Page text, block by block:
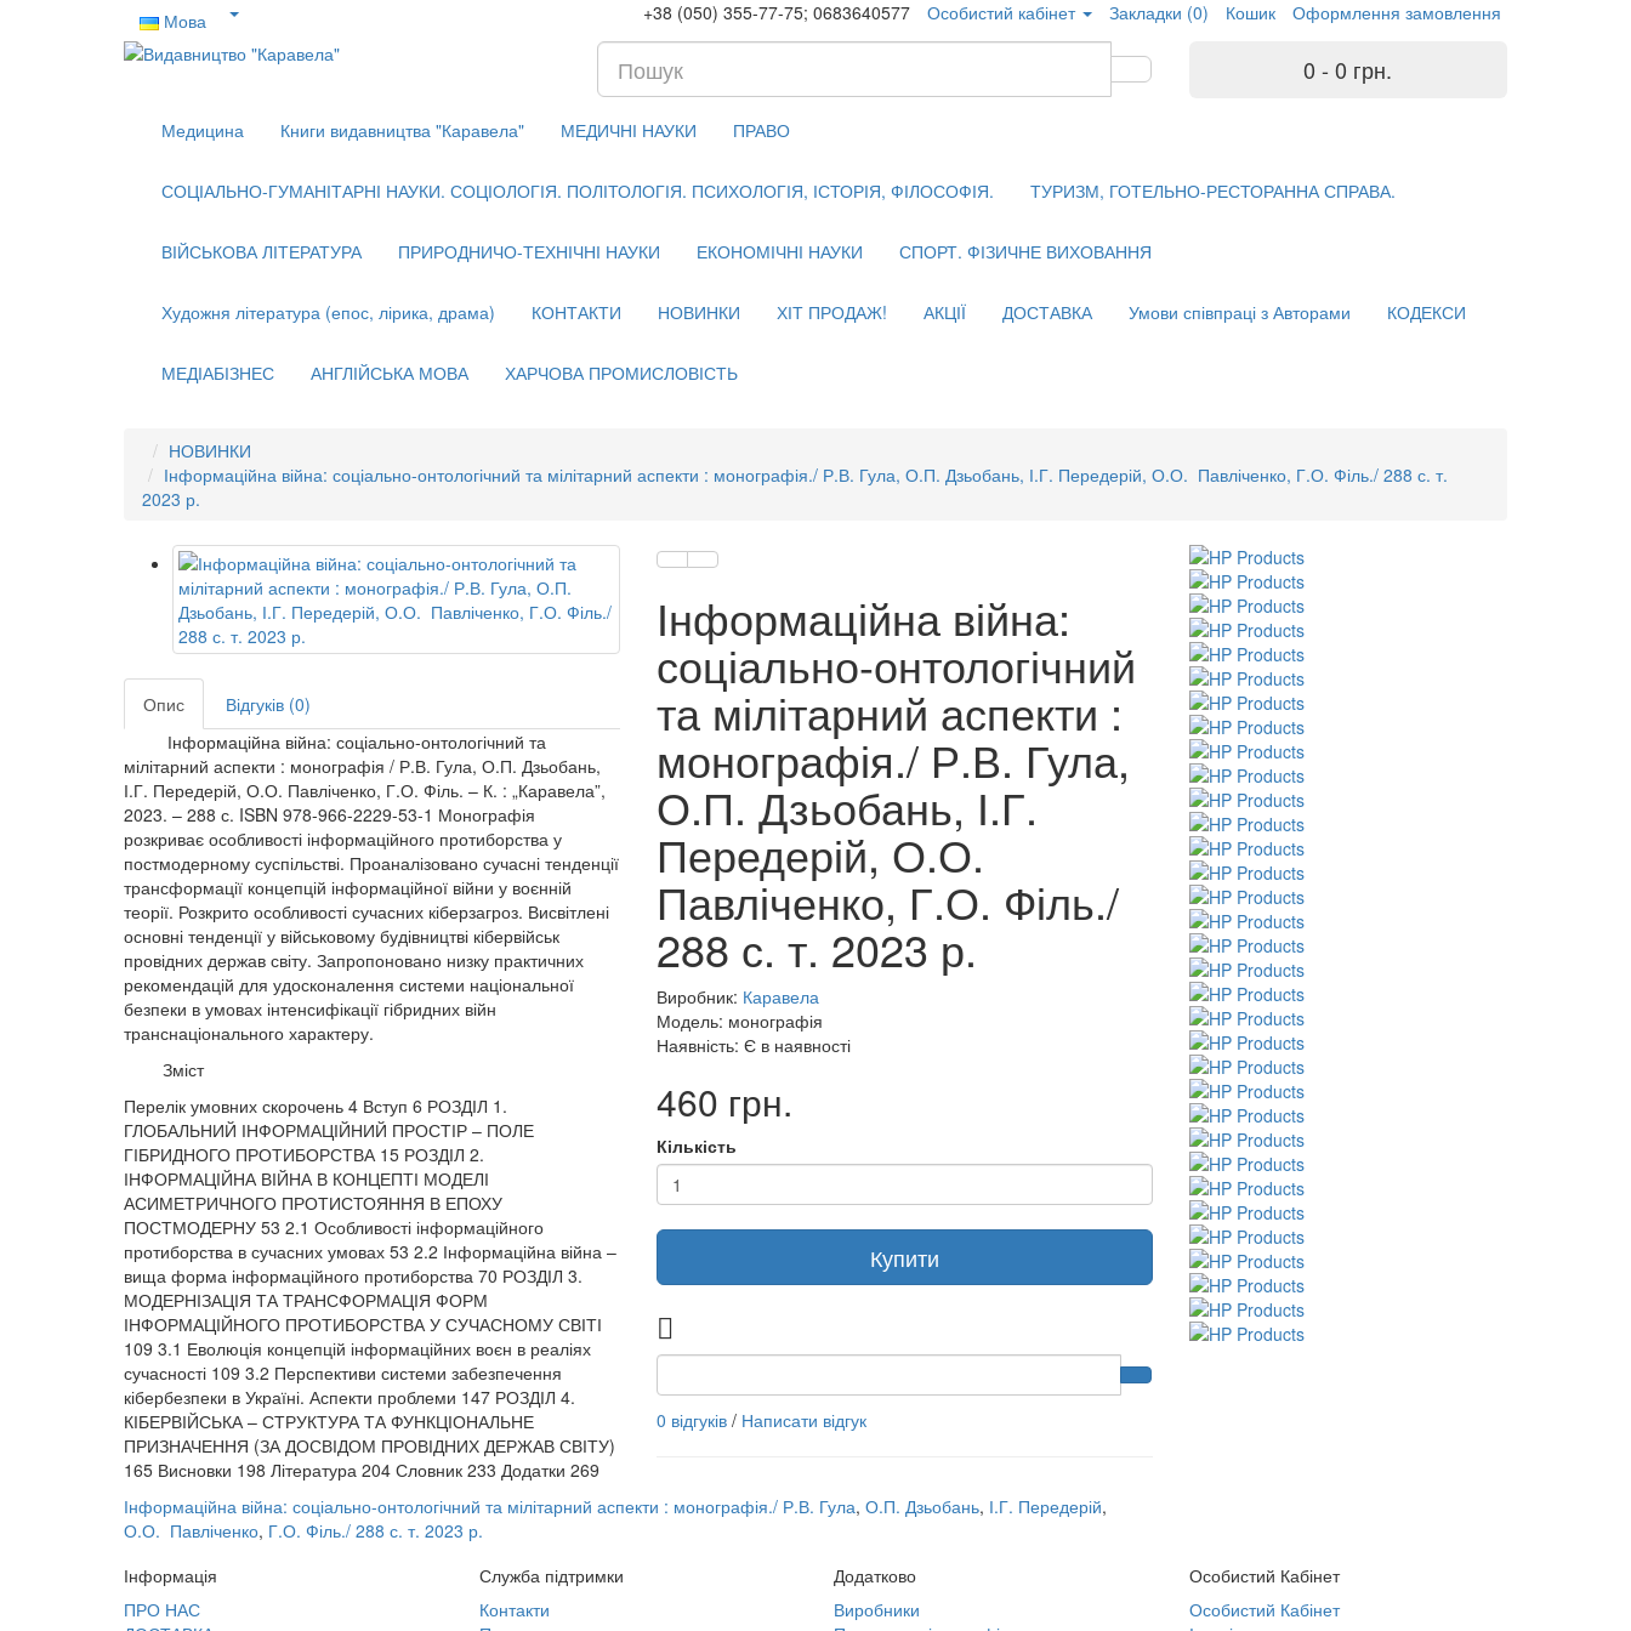
Мова +38 (050) 355-77-75; 0683640577 Особистий кабінет Закладки (0) Кошик Оформлення замовлення
0 - 0 грн.
Медицина Книги видавництва "Каравела" МЕДИЧНІ НАУКИ ПРАВО
СОЦІАЛЬНО-ГУМАНІТАРНІ НАУКИ. СОЦІОЛОГІЯ. ПОЛІТОЛОГІЯ. ПСИХОЛОГІЯ, ІСТОРІЯ, ФІЛОСОФІЯ. ТУРИЗМ, ГОТЕЛЬНО-РЕСТОРАННА СПРАВА.
ВІЙСЬКОВА ЛІТЕРАТУРА ПРИРОДНИЧО-ТЕХНІЧНІ НАУКИ ЕКОНОМІЧНІ НАУКИ СПОРТ. ФІЗИЧНЕ ВИХОВАННЯ
Художня література (епос, лірика, драма) КОНТАКТИ НОВИНКИ ХІТ ПРОДАЖ! АКЦІЇ ДОСТАВКА Умови співпраці з Авторами КОДЕКСИ
МЕДІАБІЗНЕС АНГЛІЙСЬКА МОВА ХАРЧОВА ПРОМИСЛОВІСТЬ
НОВИНКИ
Інформаційна війна: соціально-онтологічний та мілітарний аспекти : монографія./ Р.В. Гула, О.П. Дзьобань, І.Г. Передерій, О.О. Павліченко, Г.О. Філь./ 288 с. т.
2023 р.
Опис
Відгуків (0)
Інформаційна війна: соціально-онтологічний та
мілітарний аспекти : монографія / Р.В. Гула, О.П. Дзьобань,
І.Г. Передерій, О.О. Павліченко, Г.О. Філь. – К. : „Каравела”,
2023. – 288 с. ISBN 978-966-2229-53-1 Монографія
розкриває особливості інформаційного протиборства у
постмодерному суспільстві. Проаналізовано сучасні тенденції
трансформації концепцій інформаційної війни у воєнній
теорії. Розкрито особливості сучасних кіберзагроз. Висвітлені
основні тенденції у військовому будівництві кібервійськ
провідних держав світу. Запропоновано низку практичних
рекомендацій для удосконалення системи національної
безпеки в умовах інтенсифікації гібридних війн
транснаціонального характеру.
Зміст
Перелік умовних скорочень 4 Вступ 6 РОЗДІЛ 1.
ГЛОБАЛЬНИЙ ІНФОРМАЦІЙНИЙ ПРОСТІР – ПОЛЕ
ГІБРИДНОГО ПРОТИБОРСТВА 15 РОЗДІЛ 2.
ІНФОРМАЦІЙНА ВІЙНА В КОНЦЕПТІ МОДЕЛІ
АСИМЕТРИЧНОГО ПРОТИСТОЯННЯ В ЕПОХУ
ПОСТМОДЕРНУ 53 2.1 Особливості інформаційного
протиборства в сучасних умовах 53 2.2 Інформаційна війна –
вища форма інформаційного протиборства 70 РОЗДІЛ 3.
МОДЕРНІЗАЦІЯ ТА ТРАНСФОРМАЦІЯ ФОРМ
ІНФОРМАЦІЙНОГО ПРОТИБОРСТВА У СУЧАСНОМУ СВІТІ
109 3.1 Еволюція концепцій інформаційних воєн в реаліях
сучасності 109 3.2 Перспективи системи забезпечення
кібербезпеки в Україні. Аспекти проблеми 147 РОЗДІЛ 4.
КІБЕРВІЙСЬКА – СТРУКТУРА ТА ФУНКЦІОНАЛЬНЕ
ПРИЗНАЧЕННЯ (ЗА ДОСВІДОМ ПРОВІДНИХ ДЕРЖАВ СВІТУ)
165 Висновки 198 Література 204 Словник 233 Додатки 269
Інформаційна війна:
соціально-онтологічний
та мілітарний аспекти :
монографія./ Р.В. Гула,
О.П. Дзьобань, І.Г.
Передерій, О.О.
Павліченко, Г.О. Філь./
288 с. т. 2023 р.
Виробник: Каравела
Модель: монографія
Наявність: Є в наявності
460 грн.
Кількість
Купити
0 відгуків/ Написати відгук
Інформаційна війна: соціально-онтологічний та мілітарний аспекти : монографія./ Р.В. Гула, О.П. Дзьобань, І.Г. Передерій,
О.О. Павліченко, Г.О. Філь./ 288 с. т. 2023 р.
Інформація
ПРО НАС
Служба підтримки
Контакти
Додатково
Виробники
Особистий Кабінет
Особистий Кабінет